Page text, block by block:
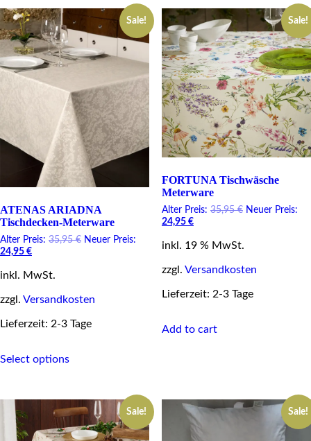
Sale!
ATENAS ARIADNA
Tischdecken-Meterware
Alter Preis: 35,95€ Original
Neuer Preis:
24,95 €Current
is:
inkl. MwSt.
zzgl. Versandkosten
Lieferzeit: 2-3 Tage
Select optionsproduct
variants.
The
options
Sale!
FORTUNA Tischwäsche
Meterware
Alter Preis: 35,95€ Original
Neuer Preis:
24,95 €Current
is:
inkl. 19 % MwSt.
zzgl. Versandkosten
Lieferzeit: 2-3 Tage
Add to cart
Sale! Sale!